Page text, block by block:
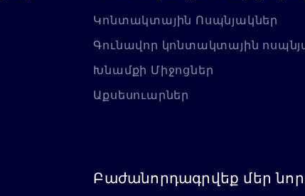
Կոնտակտային Ոսպնյակներ
Գունավոր կոնտակտային
Խնամքի Միջոցներ
Աքսեսուարներ
Բաժանորդագրվեք մեր